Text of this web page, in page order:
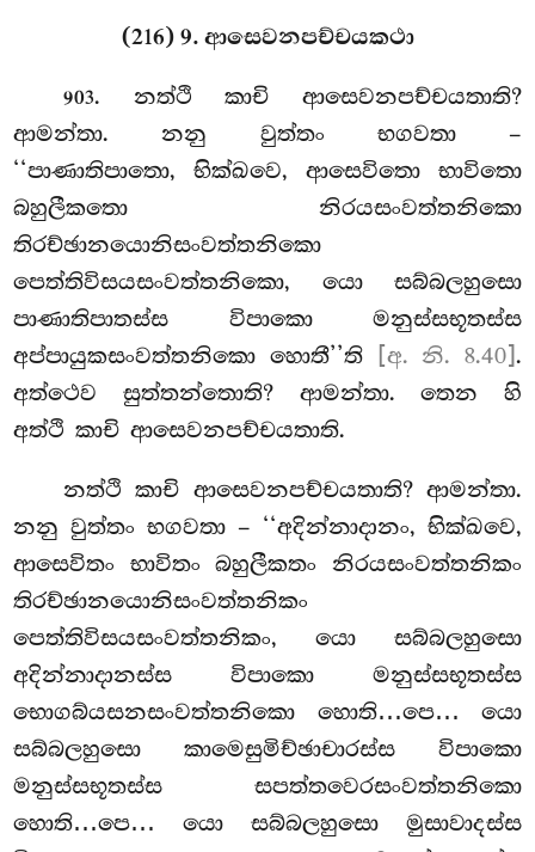
(216) 9. ආසෙවනපච්චයකථා
903. නත්ථි කාචි ආසෙවනපච්චයතාති?
ආමන්තා. නනු වුත්තං භගවතා –
‘‘පාණාතිපාතො, භික්ඛවෙ, ආසෙවිතො භාවිතො
බහුලීකතො නිරයසංවත්තනිකො
තිරච්ඡානයොනිසංවත්තනිකො
පෙත්තිවිසයසංවත්තනිකො, යො සබ්බලහුසො
පාණාතිපාතස්ස විපාකො මනුස්සභූතස්ස
අප්පායුකසංවත්තනිකො හොතී’’ති
[අ. නි. 8.40] .
අත්ථෙව සුත්තන්තොති? ආමන්තා. තෙන හි
අත්ථි කාචි ආසෙවනපච්චයතාති.
නත්ථි කාචි ආසෙවනපච්චයතාති? ආමන්තා.
නනු වුත්තං භගවතා – ‘‘අදින්නාදානං, භික්ඛවෙ,
ආසෙවිතං භාවිතං බහුලීකතං නිරයසංවත්තනිකං
තිරච්ඡානයොනිසංවත්තනිකං
පෙත්තිවිසයසංවත්තනිකං, යො සබ්බලහුසො
අදින්නාදානස්ස විපාකො මනුස්සභූතස්ස
භොගබ්යසනසංවත්තනිකො හොති…පෙ… යො
සබ්බලහුසො කාමෙසුමිච්ඡාචාරස්ස විපාකො
මනුස්සභූතස්ස සපත්තවෙරසංවත්තනිකො
හොති…පෙ… යො සබ්බලහුසො මුසාවාදස්ස